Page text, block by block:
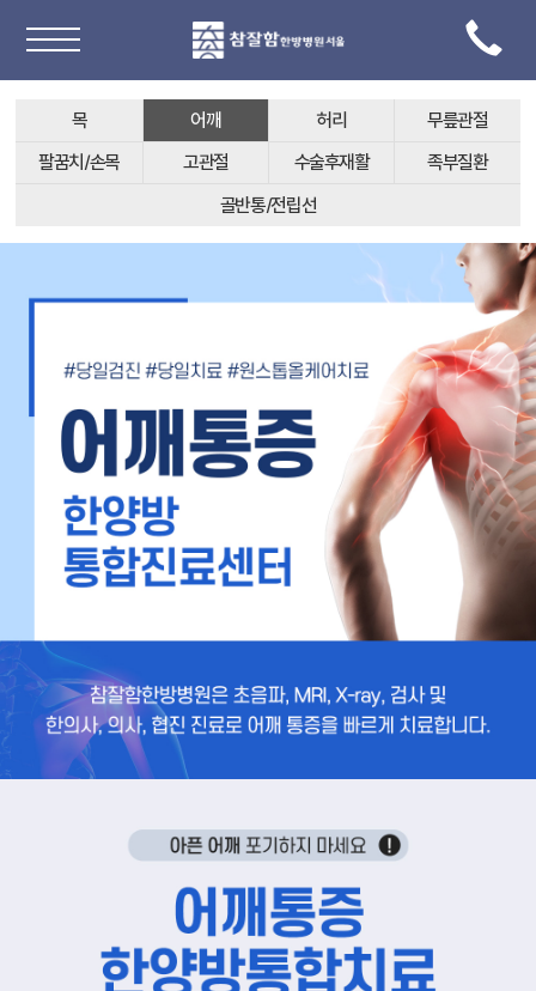
목 어깨 허리
무릎관절
팔꿈치/손목
고관절 수술후재활
족부질환
골반통/전립선